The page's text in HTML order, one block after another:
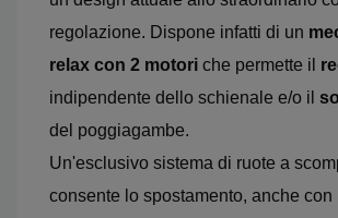
regolazione. Dispone infatti di un
relax con 2 motori che permette il
indipendente dello schienale e/o il
del poggiagambe.
Un'esclusivo sistema di ruote a
consente lo spostamento, anche con